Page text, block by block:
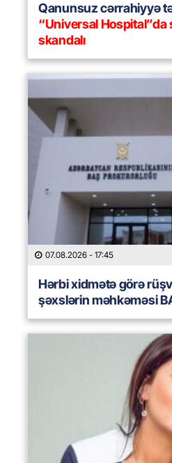
Qanunsuz cərrahiyyə
“Universal Hospital”da
skandalı
07.08.2026 - 17:45
Hərbi xidmətə görə
şəxslərin məhkəməsi